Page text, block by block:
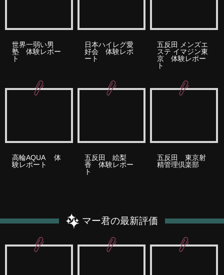
世界一弱い男
塾 体験レポー
ト
日本ハイレグ愛
好会 体験レポ
ート
五反田 メンズエ
ステ イマジン東
京 体験レポー
ト
高輪AQUA 体
験レポート
五反田 絵梨
香 体験レポー
ト
五反田 東京射
精管理倶楽部
マー君の最新評価